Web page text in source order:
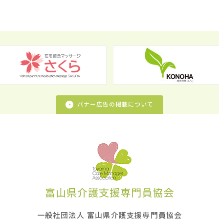
バナー広告の掲載について
一般社団法人 富山県介護支援専門員協会